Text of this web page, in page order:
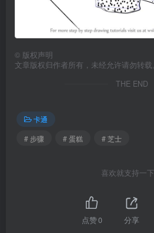
© 版权声明
文章版权归作者所有，未经允许请勿转载。
THE END
卡通
# 步骤
# 蛋糕 # 芝士
喜欢就支持一
点赞0 分享